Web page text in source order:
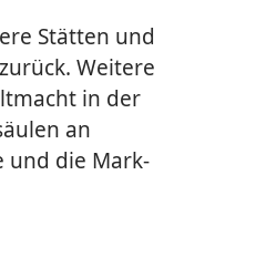
Stätten und
Weitere
in der
an
und die Mark-